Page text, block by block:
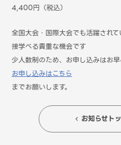
4,400円（税込）
全国大会・国際大会でも活躍され
接学べる貴重な機会です
少人数制のため、お申し込みはお早
お申し込みはこちら
までお願いします。
 お知らせト